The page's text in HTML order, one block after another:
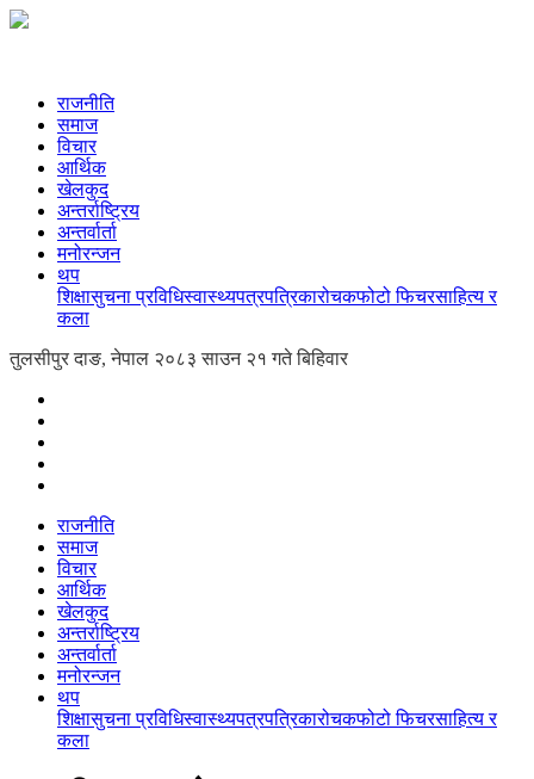
राजनीति
समाज
विचार
आर्थिक
खेलकुद
अन्तर्राष्ट्रिय
अन्तर्वार्ता
मनोरन्जन
थप
शिक्षासुचना प्रविधिस्वास्थ्यपत्रपत्रिकारोचकफोटो फिचरसाहित्य र
कला
तुलसीपुर दाङ, नेपाल २०८३ साउन २१ गते बिहिवार
राजनीति
समाज
विचार
आर्थिक
खेलकुद
अन्तर्राष्ट्रिय
अन्तर्वार्ता
मनोरन्जन
थप
शिक्षासुचना प्रविधिस्वास्थ्यपत्रपत्रिकारोचकफोटो फिचरसाहित्य र
कला